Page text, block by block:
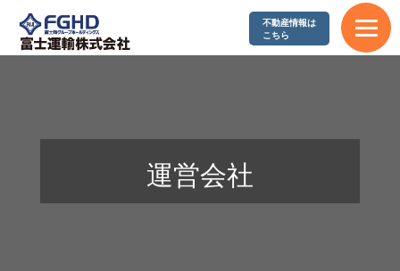
運営会社
不動産情報は
こちら